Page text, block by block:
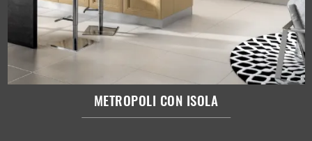
METROPOLI CON ISOLA